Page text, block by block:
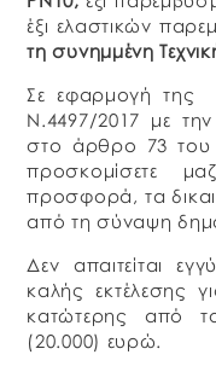
έξι ελαστικών
τη συνημμένη
Σε εφαρμογή
Ν.4497/2017 με
στο άρθρο 73
προσκομίσετε
προσφορά, τα
από τη σύναψη
Δεν απαιτείται
καλής εκτέλεσης
κατώτερης από
(20.000) ευρώ.